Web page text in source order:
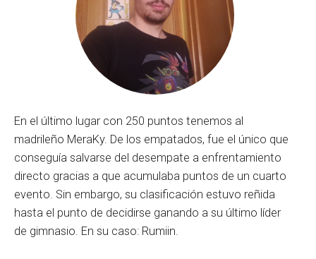
En el último lugar con 250 puntos tenemos al
madrileño MeraKy. De los empatados, fue el único que
conseguía salvarse del desempate a enfrentamiento
directo gracias a que acumulaba puntos de un cuarto
evento. Sin embargo, su clasificación estuvo reñida
hasta el punto de decidirse ganando a su último líder
de gimnasio. En su caso: Rumiin.